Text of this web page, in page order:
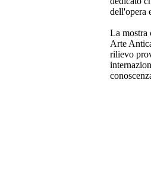
dell'opera
La mostra
Arte
rilievo